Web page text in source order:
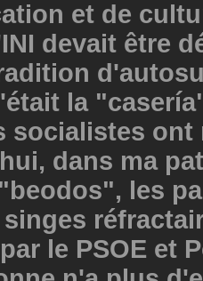
et de
devait être
la
socialistes ont
dans ma
les
le PSOE et